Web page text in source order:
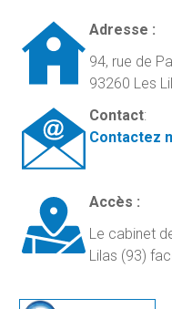
Adresse :
94, rue de
93260 Les
Contact:
Contactez
Accès :
Le cabinet
Lilas (93)